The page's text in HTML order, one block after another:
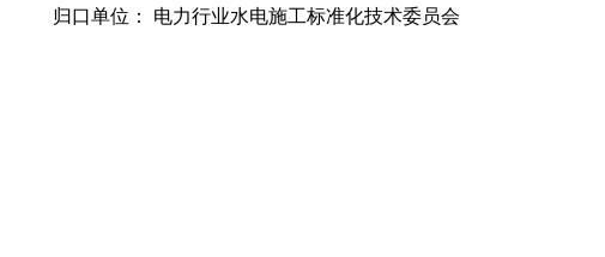
归口单位： 电力行业水电施工标准化技术委员会